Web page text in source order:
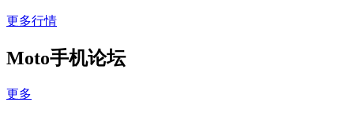
更多行情
Moto手机论坛
更多